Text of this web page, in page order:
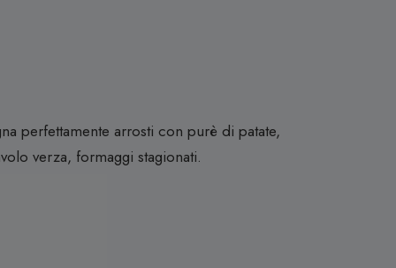
perfettamente arrosti con purè di patate,
verza, formaggi stagionati.